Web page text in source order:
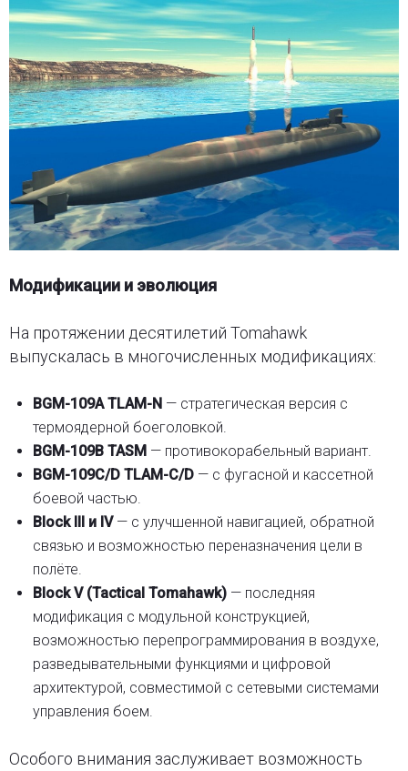
Модификации и эволюция
На протяжении десятилетий Tomahawk
выпускалась в многочисленных модификациях:
BGM-109A TLAM-N— стратегическая версия с
термоядерной боеголовкой.
BGM-109B TASM— противокорабельный вариант.
BGM-109C/D TLAM-C/D— с фугасной и кассетной
боевой частью.
Block III и IV— с улучшенной навигацией, обратной
связью и возможностью переназначения цели в
полёте.
Block V (Tactical Tomahawk)— последняя
модификация с модульной конструкцией,
возможностью перепрограммирования в воздухе,
разведывательными функциями и цифровой
архитектурой, совместимой с сетевыми системами
управления боем.
Особого внимания заслуживает возможность